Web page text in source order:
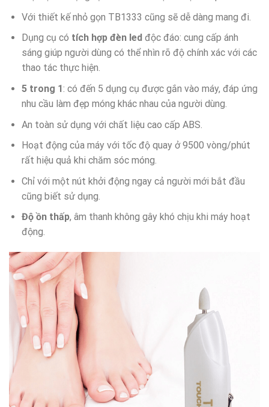
Với thiết kế nhỏ gọn TB1333 cũng sẽ dễ dàng mang đi.
Dụng cụ có tích hợp đèn led độc đáo: cung cấp ánh
sáng giúp người dùng có thể nhìn rõ độ chính xác với các
thao tác thực hiện.
5 trong 1: có đến 5 dụng cụ được gắn vào máy, đáp ứng
nhu cầu làm đẹp móng khác nhau của người dùng.
An toàn sử dụng với chất liệu cao cấp ABS.
Hoạt động của máy với tốc độ quay ở 9500 vòng/phút
rất hiệu quả khi chăm sóc móng.
Chỉ với một nút khởi động ngay cả người mới bắt đầu
cũng biết sử dụng.
Độ ồn thấp, âm thanh không gây khó chịu khi máy hoạt
động.